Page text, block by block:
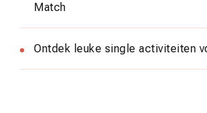
Match
Ontdek leuke single activiteiten